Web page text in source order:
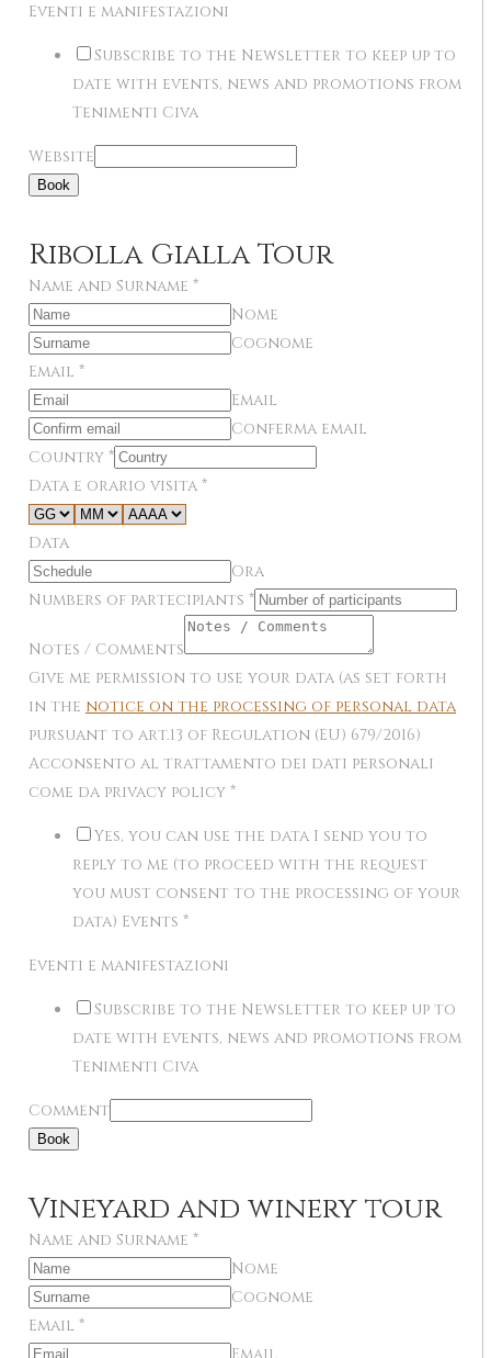
Eventi e manifestazioni
Subscribe to the Newsletter to keep up to
date with events, news and promotions from
Tenimenti Civa
Website
Book
Ribolla Gialla Tour
Name and Surname *
Nome
Cognome
Email *
Email
Conferma email
Country *
Data e orario visita *
Data
Ora
Numbers of partecipiants *
Notes / Comments
Give me permission to use your data (as set forth
in the notice on the processing of personal data
pursuant to art.13 of Regulation (EU) 679/2016)
Acconsento al trattamento dei dati personali
come da privacy policy *
Yes, you can use the data I send you to
reply to me (to proceed with the request
you must consent to the processing of your
data) Events *
Eventi e manifestazioni
Subscribe to the Newsletter to keep up to
date with events, news and promotions from
Tenimenti Civa
Comment
Book
Vineyard and winery tour
Name and Surname *
Nome
Cognome
Email *